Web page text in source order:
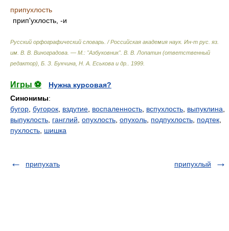
припухлость
прип'ухлость, -и
Русский орфографический словарь. / Российская академия наук. Ин-т рус. яз.
им. В. В. Виноградова. — М.: "Азбуковник". В. В. Лопатин (ответственный
редактор), Б. З. Букчина, Н. А. Еськова и др.
1999
Игры ⚽
Нужна курсовая?
Синонимы:
бугор бугорок вздутие воспаленность вспухлость выпуклина
выпуклость ганглий опухлость опухоль подпухлость подтек
пухлость шишка
припухать припухлый